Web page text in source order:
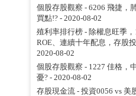
個股存股觀察 - 6206 飛捷，
買點!? - 2020-08-02
殖利率排行榜 - 除權息旺季
ROE、連續十年配息，存股
2020-08-02
個股存股觀察 - 1227 佳格，
憂?- 2020-08-02
存股現金流 - 投資0056 vs 美